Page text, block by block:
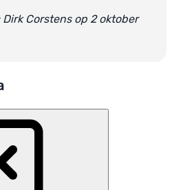
Corstens op 2 oktober